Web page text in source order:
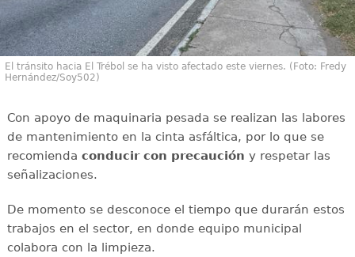
El tránsito hacia El Trébol se ha visto afectado este viernes. (Foto: Fredy
Hernández/Soy502)
Con apoyo de maquinaria pesada se realizan las labores
de mantenimiento en la cinta asfáltica, por lo que se
recomienda conducir con precaución y respetar las
señalizaciones.
De momento se desconoce el tiempo que durarán estos
trabajos en el sector, en donde equipo municipal
colabora con la limpieza.